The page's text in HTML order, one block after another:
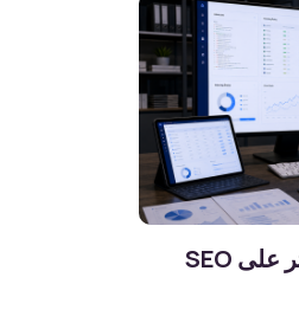
ملف robots.txt: كيف يؤثر على SEO